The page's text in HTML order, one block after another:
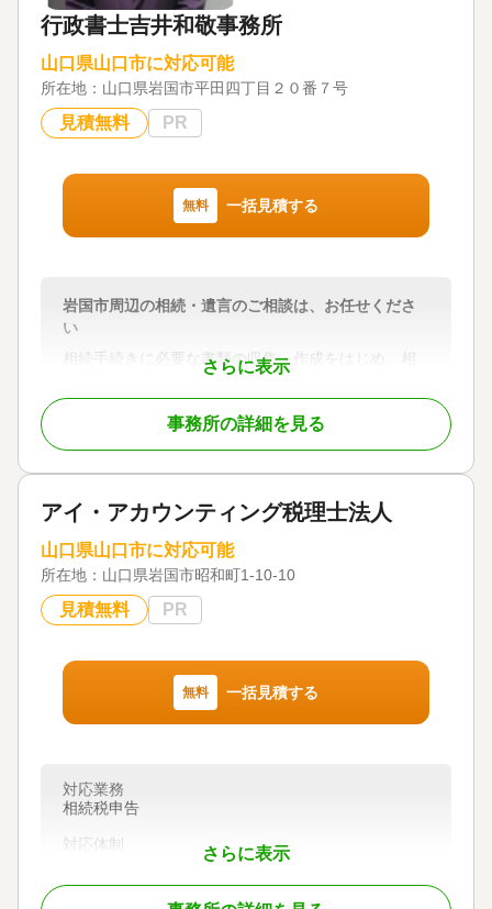
行政書士吉井和敬事務所
山口県山口市に対応可能
所在地： 山口県岩国市平田四丁目２０番７号
見積無料 PR
無料 一括見積する
さらに表示
岩国市周辺の相続・遺言のご相談は、お任せくださ
い
相続手続きに必要な書類の収集・作成をはじめ、相
続・遺言のお手伝いをしています。お気軽にご相談
ください。
お客様のお悩みをじっくり聞き、真摯に対応させて
いただきます。
対応業務
遺言書 / 遺産分割 / 相続財産調査 / 相続手続き / 銀行
手続き / 戸籍収集 / 相続人調査
対応体制
訪問可 / 初回相談無料 / 事務所面談可
事務所の詳細を見る
アイ・アカウンティング税理士法人
山口県山口市に対応可能
所在地： 山口県岩国市昭和町1-10-10
見積無料 PR
無料 一括見積する
さらに表示
対応業務
相続税申告
対応体制